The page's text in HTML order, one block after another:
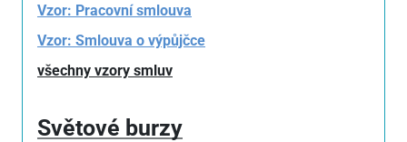
Vzor: Pracovní smlouva
Vzor: Smlouva o výpůjčce
všechny vzory smluv
Světové burzy